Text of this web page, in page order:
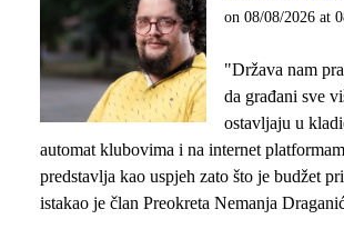
on 08/08/2026 at
"Država nam
da građani sve
ostavljaju u
automat klubovima i na internet
predstavlja kao uspjeh zato što je budžet
istakao je član Preokreta Nemanja